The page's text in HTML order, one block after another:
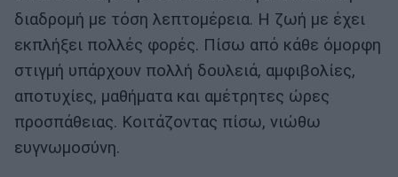
διαδρομή με τόση λεπτομέρεια. Η ζωή με έχει
εκπλήξει πολλές φορές. Πίσω από κάθε όμορφη
στιγμή υπάρχουν πολλή δουλειά, αμφιβολίες,
αποτυχίες, μαθήματα και αμέτρητες ώρες
προσπάθειας. Κοιτάζοντας πίσω, νιώθω
ευγνωμοσύνη.